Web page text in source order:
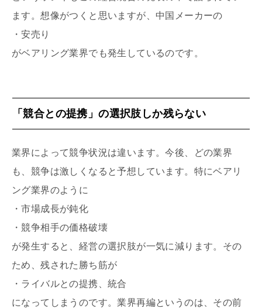
ます。想像がつくと思いますが、中国メーカーの
・安売り
がベアリング業界でも発生しているのです。
「競合との提携」の選択肢しか残らない
業界によって競争状況は違います。今後、どの業界
も、競争は激しくなると予想しています。特にベアリ
ング業界のように
・市場成長が鈍化
・競争相手の価格破壊
が発生すると、経営の選択肢が一気に減ります。その
ため、残された勝ち筋が
・ライバルとの提携、統合
になってしまうのです。業界再編というのは、その前